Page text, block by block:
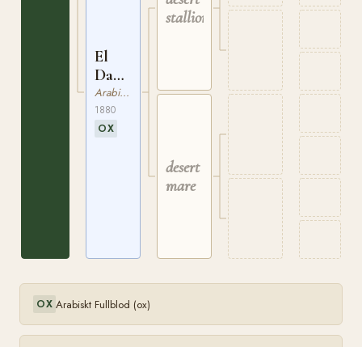
El
Dahma
ox
RAS
22
Arabiskt Fullblod
1880
OX
stallion
desert
mare
OX Arabiskt Fullblod (ox)